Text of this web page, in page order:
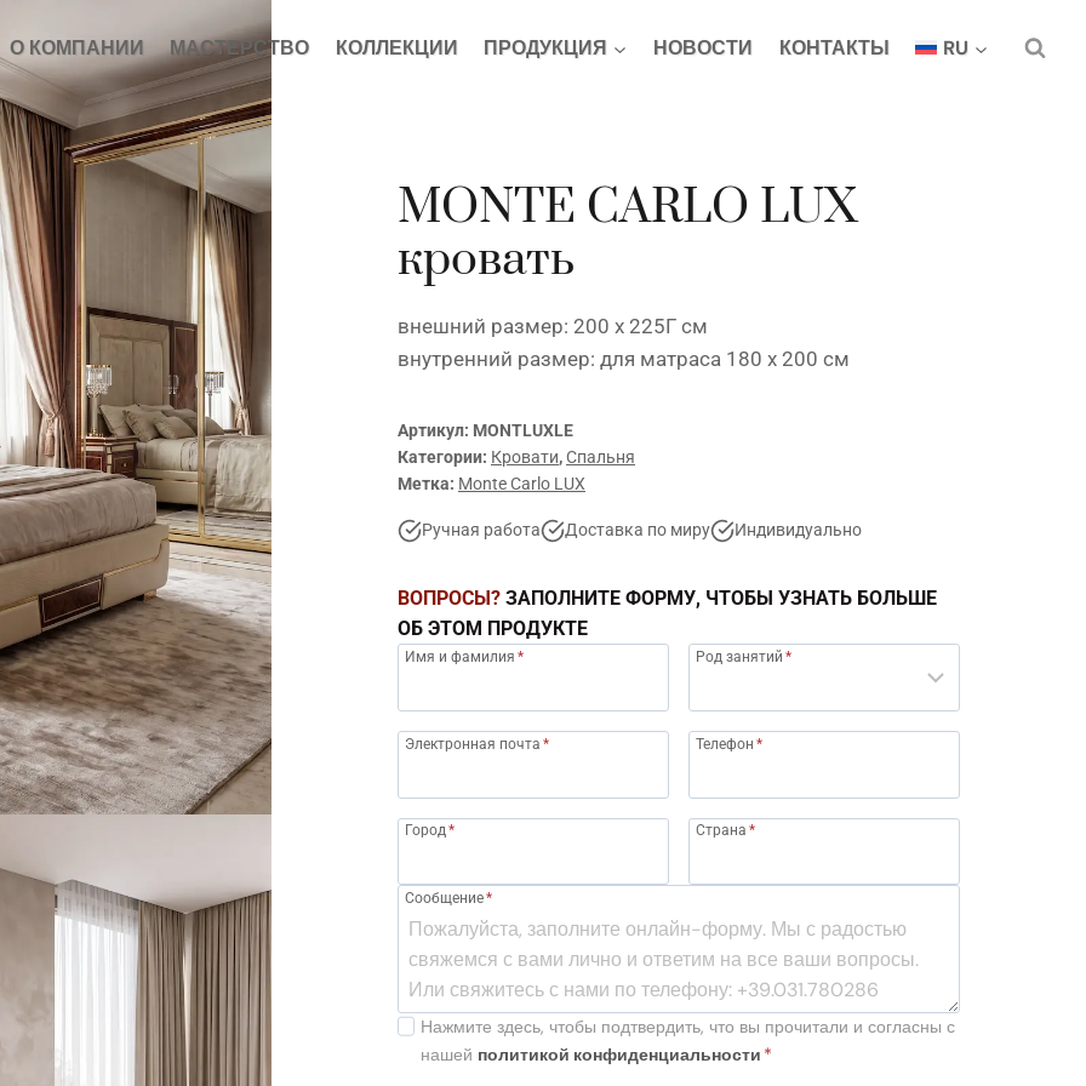
О КОМПАНИИ МАСТЕРСТВО КОЛЛЕКЦИИ ПРОДУКЦИЯ НОВОСТИ КОНТАКТЫ RU
MONTE CARLO LUX
кровать
внешний размер: 200 x 225Г см
внутренний размер: для матраса 180 x 200 см
Артикул: MONTLUXLE
Категории: Кровати,Спальня
Метка: Monte Carlo LUX
Ручная работа Доставка по миру Индивидуально
ВОПРОСЫ? ЗАПОЛНИТЕ ФОРМУ, ЧТОБЫ УЗНАТЬ БОЛЬШЕ
ОБ ЭТОМ ПРОДУКТЕ
Имя и фамилия * Род занятий *
Электронная почта * Телефон *
Город* Страна *
Сообщение*
Нажмите здесь, чтобы подтвердить, что вы прочитали и согласны с
нашей политикой конфиденциальности *